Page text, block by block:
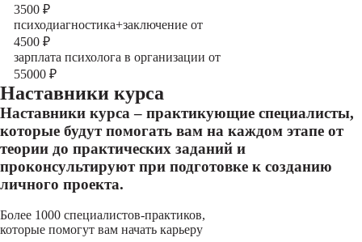
3500 ₽
психодиагностика+заключение от
4500 ₽
зарплата психолога в организации от
55000 ₽
Наставники курса
Наставники курса – практикующие специалисты,
которые будут помогать вам на каждом этапе от
теории до практических заданий и
проконсультируют при подготовке к созданию
личного проекта.
Более 1000 специалистов-практиков,
которые помогут вам начать карьеру